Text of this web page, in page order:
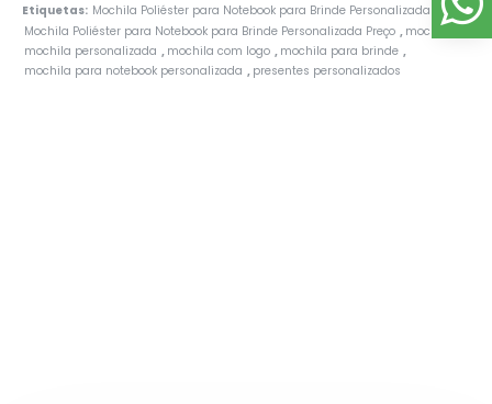
Etiquetas: Mochila Poliéster para Notebook para Brinde Personalizada
Mochila Poliéster para Notebook para Brinde Personalizada Preço , mochila
mochila personalizada , mochila com logo , mochila para brinde ,
mochila para notebook personalizada , presentes personalizados